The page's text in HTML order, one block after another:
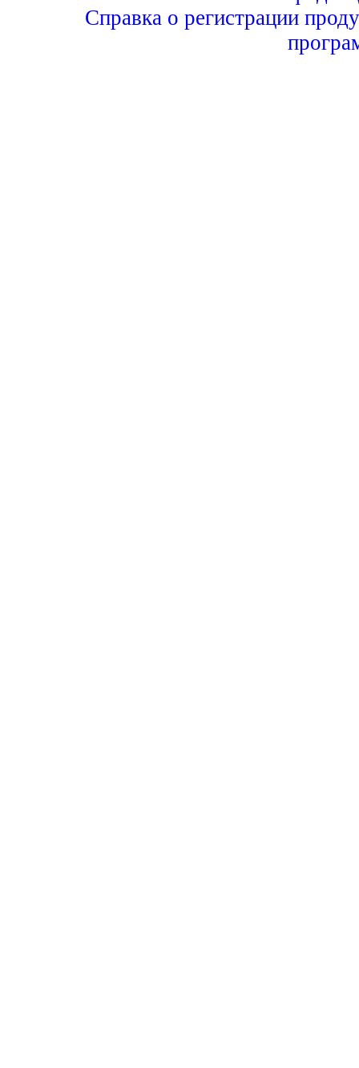
Справка о регистрации